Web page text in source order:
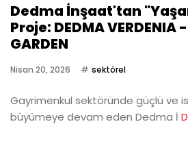
Dedma İnşaat'tan
Proje: DEDMA VERDENIA
GARDEN
Nisan 20, 2026 sektörel
Gayrimenkul sektöründe güçlü ve
büyümeye devam eden Dedma İ